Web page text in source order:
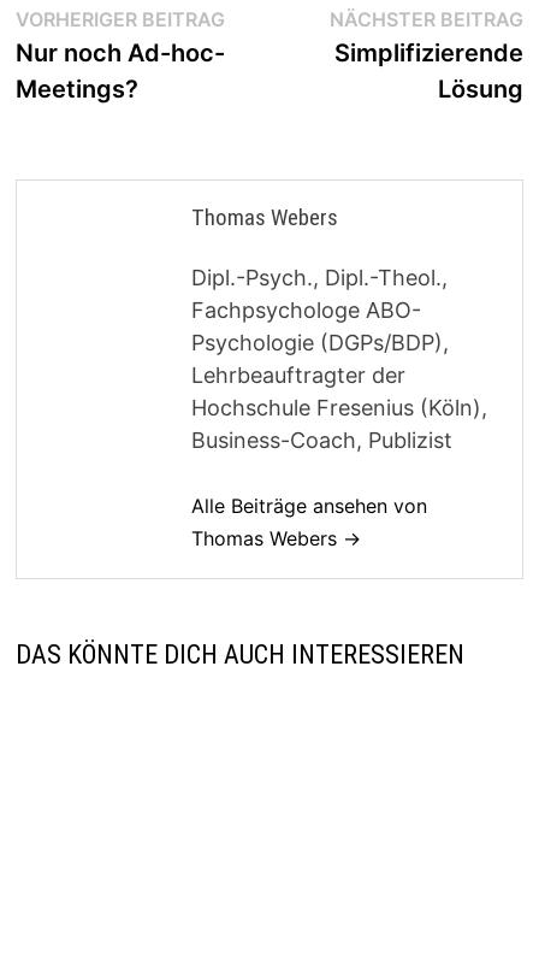
Beitragsnavigation
VORHERIGER BEITRAG Vorheriger
Nur noch Ad-hoc-
Meetings?
NÄCHSTER BEITRAG
Simplifizierende
Lösung
Thomas Webers
Dipl.-Psych., Dipl.-Theol.,
Fachpsychologe ABO-
Psychologie (DGPs/BDP),
Lehrbeauftragter der
Hochschule Fresenius (Köln),
Business-Coach, Publizist
Alle Beiträge ansehen von
Thomas Webers →
DAS KÖNNTE DICH AUCH INTERESSIEREN